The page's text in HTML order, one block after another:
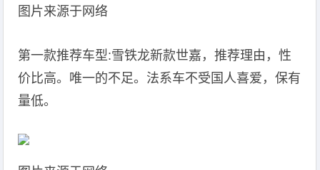
图片来源于网络
第一款推荐车型:雪铁龙新款世嘉，推荐理由，性
价比高。唯一的不足。法系车不受国人喜爱，保有
量低。